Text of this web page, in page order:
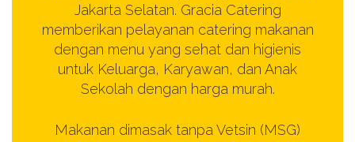
Jakarta Selatan. Gracia Catering
memberikan pelayanan catering makanan
dengan menu yang sehat dan higienis
untuk Keluarga, Karyawan, dan Anak
Sekolah dengan harga murah.
Makanan dimasak tanpa Vetsin (MSG)